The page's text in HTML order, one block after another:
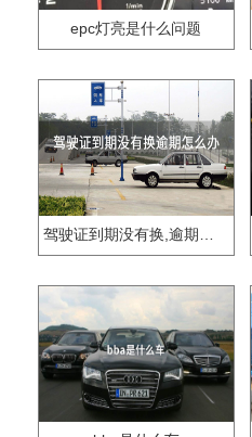
epc灯亮是什么问题
驾驶证到期没有换,逾期怎么办??